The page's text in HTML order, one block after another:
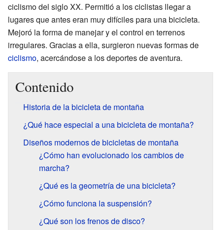
ciclismo del siglo XX. Permitió a los ciclistas llegar a
lugares que antes eran muy difíciles para una bicicleta.
Mejoró la forma de manejar y el control en terrenos
irregulares. Gracias a ella, surgieron nuevas formas de
ciclismo, acercándose a los deportes de aventura.
Contenido
Historia de la bicicleta de montaña
¿Qué hace especial a una bicicleta de montaña?
Diseños modernos de bicicletas de montaña
¿Cómo han evolucionado los cambios de
marcha?
¿Qué es la geometría de una bicicleta?
¿Cómo funciona la suspensión?
¿Qué son los frenos de disco?